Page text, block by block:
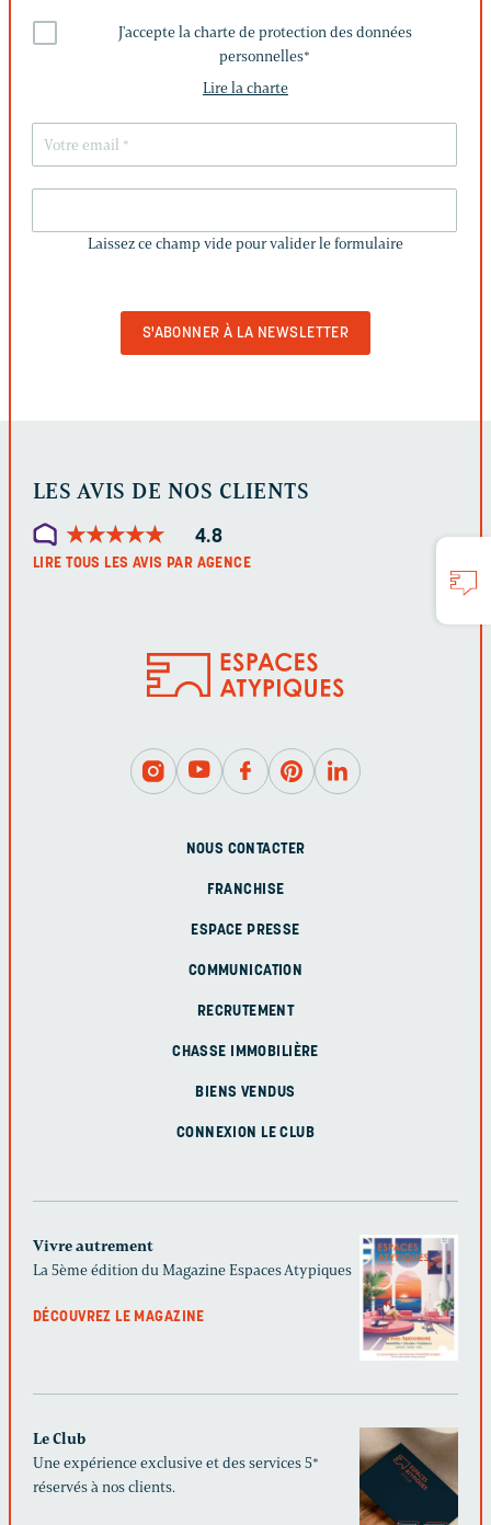
J'accepte la charte de protection des données
personnelles*
Lire la charte
CHAMP
Laissez ce champ vide pour valider le formulaire
LES AVIS DE NOS CLIENTS
★★★★★
★★★★★ 4.8
LIRE TOUS LES AVIS PAR AGENCE
NOUS CONTACTER
FRANCHISE
ESPACE PRESSE
COMMUNICATION
RECRUTEMENT
CHASSE IMMOBILIÈRE
BIENS VENDUS
CONNEXION LE CLUB
Vivre autrement
La 5ème édition du Magazine Espaces Atypiques
DÉCOUVREZ LE MAGAZINE
Le Club
Une expérience exclusive et des services 5*
réservés à nos clients.